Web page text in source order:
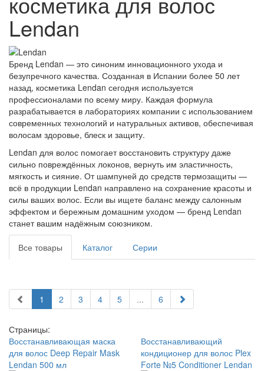
Lendan
Бренд Lendan — это синоним инновационного ухода и
безупречного качества. Созданная в Испании более 50 лет
назад, косметика Lendan сегодня используется
профессионалами по всему миру. Каждая формула
разрабатывается в лабораториях компании с использованием
современных технологий и натуральных активов, обеспечивая
волосам здоровье, блеск и защиту.
Lendan для волос помогает восстановить структуру даже
сильно повреждённых локонов, вернуть им эластичность,
мягкость и сияние. От шампуней до средств термозащиты —
всё в продукции Lendan направлено на сохранение красоты и
силы ваших волос. Если вы ищете баланс между салонным
эффектом и бережным домашним уходом — бренд Lendan
станет вашим надёжным союзником.
Все товары Каталог Серии
1 2 3 4 5 ... 6
Страницы:
Восстанавливающая маска
для волос Deep Repair Mask
Lendan 500 мл
Восстанавливающий
кондиционер для волос Plex
Forte №5 Conditioner Lendan